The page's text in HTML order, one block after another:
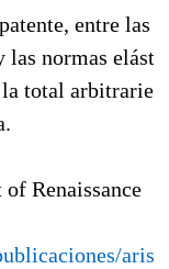
entre las
normas
total
Renaissance